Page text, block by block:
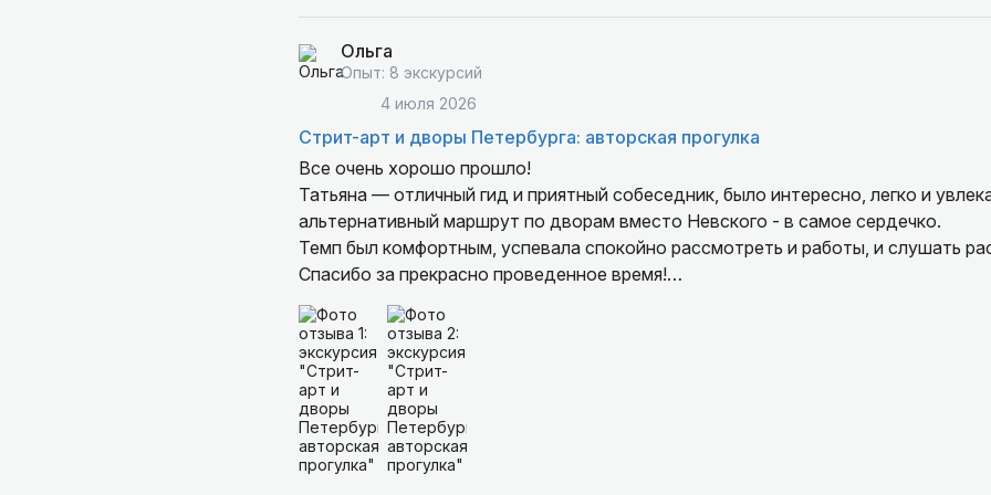
Ольга
Опыт: 8 экскурсий
4 июля 2026
Стрит-арт и дворы Петербурга: авторская прогулка
Все очень хорошо прошло!
Татьяна — отличный гид и приятный собеседник, было интересно, легко и увлекательно. И
альтернативный маршрут по дворам вместо Невского - в самое сердечко.
Темп был комфортным, успевала спокойно рассмотреть и работы, и слушать рассказ.
Спасибо за прекрасно проведенное время!